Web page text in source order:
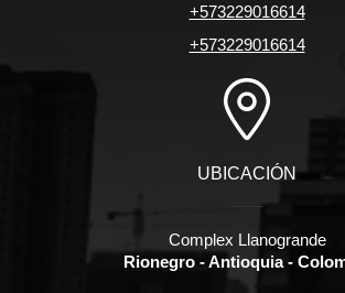
+573229016614
+573229016614
UBICACIÓN
Complex Llanogrande
Rionegro - Antioquia -